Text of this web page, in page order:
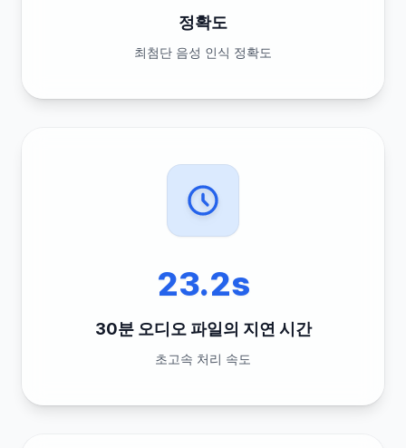
정확도
최첨단 음성 인식 정확도
23.2s
30분 오디오 파일의 지연 시간
초고속 처리 속도